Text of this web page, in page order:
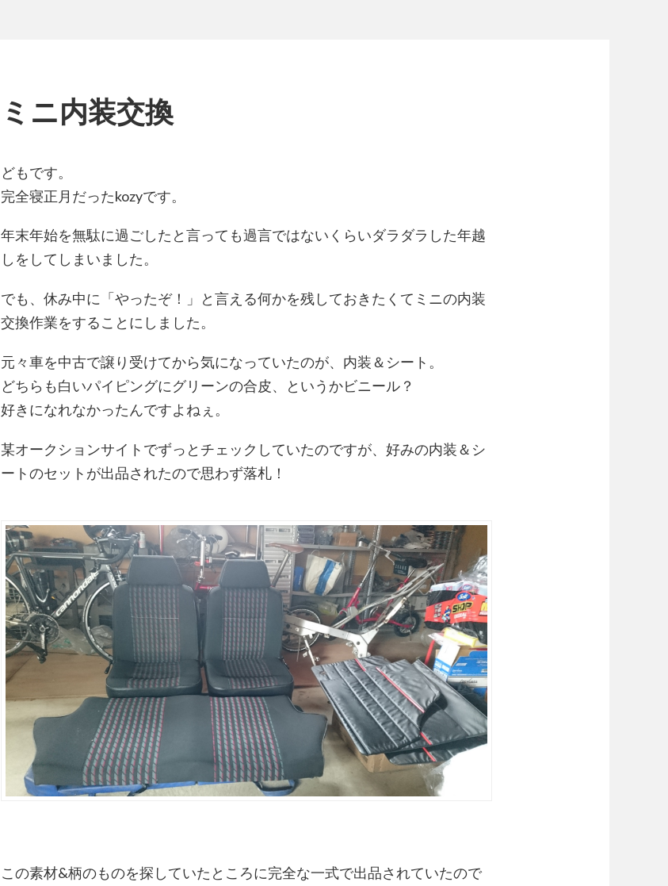
ミニ内装交換
どもです。
完全寝正月だったkozyです。
年末年始を無駄に過ごしたと言っても過言ではないくらいダラダラした年越
しをしてしまいました。
でも、休み中に「やったぞ！」と言える何かを残しておきたくてミニの内装
交換作業をすることにしました。
元々車を中古で譲り受けてから気になっていたのが、内装＆シート。
どちらも白いパイピングにグリーンの合皮、というかビニール？
好きになれなかったんですよねぇ。
某オークションサイトでずっとチェックしていたのですが、好みの内装＆シ
ートのセットが出品されたので思わず落札！
この素材&柄のものを探していたところに完全な一式で出品されていたので